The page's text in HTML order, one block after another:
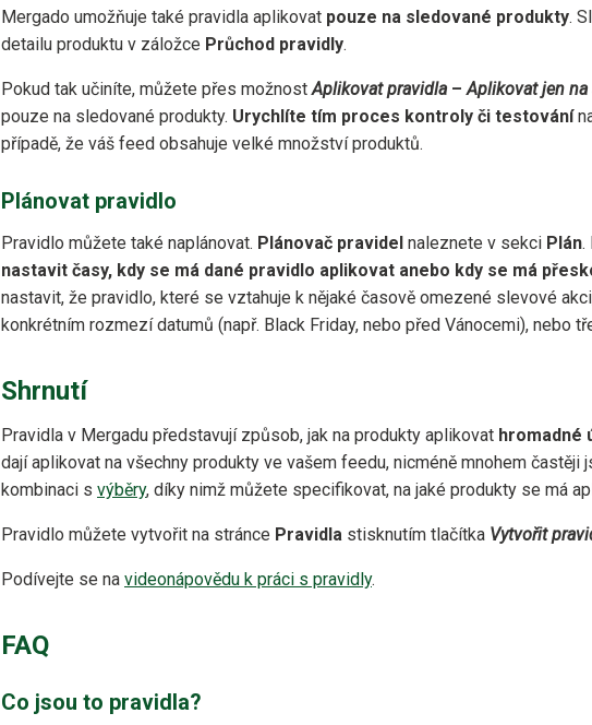
Mergado umožňuje také pravidla aplikovat pouze na sledované produkty.
detailu produktu v záložce Průchod pravidly.
Pokud tak učiníte, můžete přes možnostAplikovat pravidla –⁠Aplikovat jen
pouze na sledované produkty. Urychlíte tím proces kontroly či testování
případě, že váš feed obsahuje velké množství produktů.
Plánovat pravidlo
Pravidlo můžete také naplánovat. Plánovač pravidel naleznete v sekci Plán.
nastavit časy, kdy se má dané pravidlo aplikovat anebo kdy se má
nastavit, že pravidlo, které se vztahuje k nějaké časově omezené slevové
konkrétním rozmezí datumů (např. Black Friday, nebo před Vánocemi), nebo
Shrnutí
Pravidla v Mergadu představují způsob, jak na produkty aplikovat hromadné
dají aplikovat na všechny produkty ve vašem feedu, nicméně mnohem častěji
kombinaci s výběry, díky nimž můžete specifikovat, na jaké produkty se má
Pravidlo můžete vytvořit na stránce Pravidla stisknutím tlačítka Vytvořit
Podívejte se na videonápovědu k práci s pravidly.
FAQ
Co jsou to pravidla?